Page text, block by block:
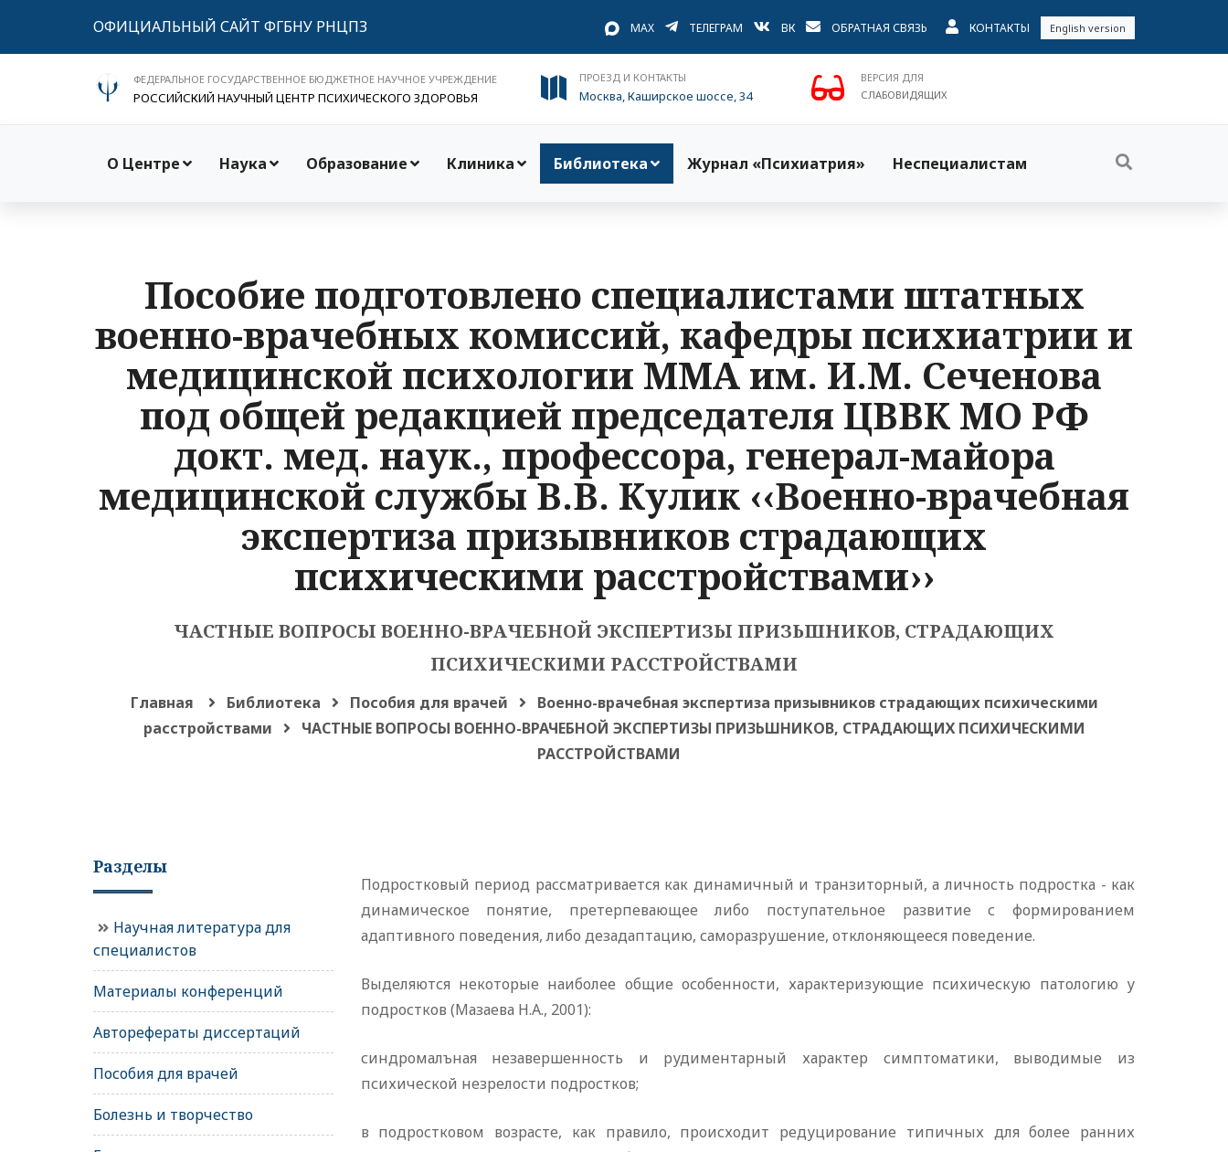
ОФИЦИАЛЬНЫЙ САЙТ ФГБНУ РНЦПЗ MAX ТЕЛЕГРАМ ВК ОБРАТНАЯ СВЯЗЬ КОНТАКТЫ English version
ФЕДЕРАЛЬНОЕ ГОСУДАРСТВЕННОЕ БЮДЖЕТНОЕ НАУЧНОЕ УЧРЕЖДЕНИЕ
РОССИЙСКИЙ НАУЧНЫЙ ЦЕНТР ПСИХИЧЕСКОГО ЗДОРОВЬЯ
ПРОЕЗД И КОНТАКТЫ
Москва, Каширское шоссе, 34
ВЕРСИЯ ДЛЯ
СЛАБОВИДЯЩИХ
О Центре Наука Образование Клиника Библиотека Журнал «Психиатрия» Неспециалистам
Пособие подготовлено специалистами штатных
военно-врачебных комиссий, кафедры психиатрии и
медицинской психологии ММА им. И.М. Сеченова
под общей редакцией председателя ЦВВК МО РФ
докт. мед. наук., профессора, генерал-майора
медицинской службы В.В. Кулик ‹‹Военно-врачебная
экспертиза призывников страдающих
психическими расстройствами››
ЧАСТНЫЕ ВОПРОСЫ ВОЕННО-ВРАЧЕБНОЙ ЭКСПЕРТИЗЫ ПРИЗЬШНИКОВ, СТРАДАЮЩИХ
ПСИХИЧЕСКИМИ РАССТРОЙСТВАМИ
Главная Библиотека Пособия для врачей
Военно-врачебная экспертиза призывников страдающих психическими
расстройствами
ЧАСТНЫЕ ВОПРОСЫ ВОЕННО-ВРАЧЕБНОЙ ЭКСПЕРТИЗЫ ПРИЗЬШНИКОВ, СТРАДАЮЩИХ ПСИХИЧЕСКИМИ
РАССТРОЙСТВАМИ
Подростковый период рассматривается как динамичный и транзиторный, а личность подростка - как
динамическое понятие, претерпевающее либо поступательное развитие с формированием
адаптивного поведения, либо дезадаптацию, саморазрушение, отклоняющееся поведение.
Выделяются некоторые наиболее общие особенности, характеризующие психическую патологию у
подростков (Мазаева Н.А., 2001):
синдромалъная незавершенность и рудиментарный характер симптоматики, выводимые из
психической незрелости подростков;
в подростковом возрасте, как правило, происходит редуцирование типичных для более ранних
Разделы
Научная литература для
специалистов
Материалы конференций
Авторефераты диссертаций
Пособия для врачей
Болезнь и творчество